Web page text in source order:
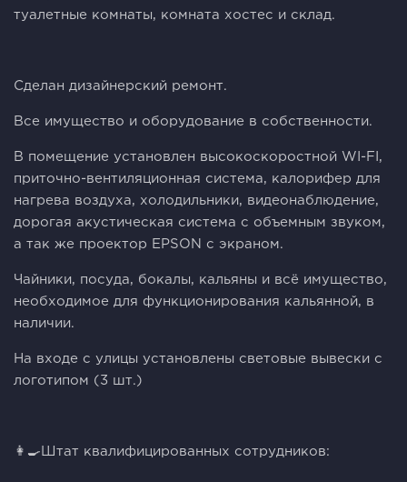
туалетные комнаты, комната хостес и склад.
Сделан дизайнерский ремонт.
Все имущество и оборудование в собственности.
В помещение установлен высокоскоростной WI-FI,
приточно-вентиляционная система, калорифер для
нагрева воздуха, холодильники, видеонаблюдение,
дорогая акустическая система с объемным звуком,
а так же проектор EPSON с экраном.
Чайники, посуда, бокалы, кальяны и всё имущество,
необходимое для функционирования кальянной, в
наличии.
На входе с улицы установлены световые вывески с
логотипом (3 шт.)
👩‍🍳Штат квалифицированных сотрудников: